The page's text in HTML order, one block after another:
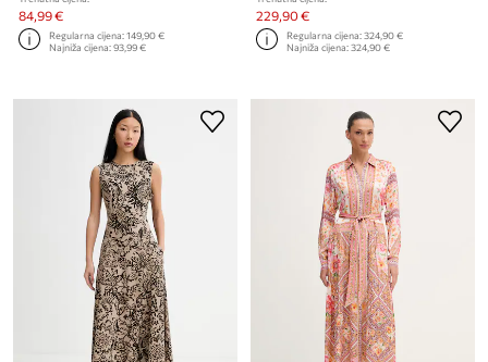
84,99 €
Regularna cijena:149,90 €
Najniža cijena:93,99 €
229,90 €
Regularna cijena:324,90 €
Najniža cijena:324,90 €